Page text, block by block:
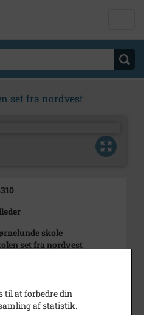
set fra nordvest
skole
set fra nordvest
58
til at forbedre din
af statistik.